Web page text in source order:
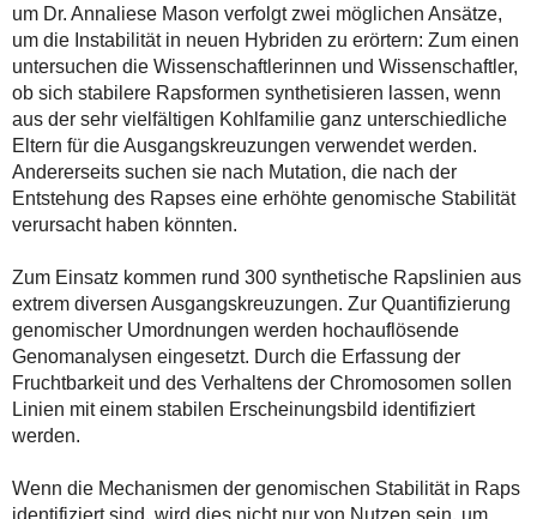
um Dr. Annaliese Mason verfolgt zwei möglichen Ansätze,
um die Instabilität in neuen Hybriden zu erörtern: Zum einen
untersuchen die Wissenschaftlerinnen und Wissenschaftler,
ob sich stabilere Rapsformen synthetisieren lassen, wenn
aus der sehr vielfältigen Kohlfamilie ganz unterschiedliche
Eltern für die Ausgangskreuzungen verwendet werden.
Andererseits suchen sie nach Mutation, die nach der
Entstehung des Rapses eine erhöhte genomische Stabilität
verursacht haben könnten.
Zum Einsatz kommen rund 300 synthetische Rapslinien aus
extrem diversen Ausgangskreuzungen. Zur Quantifizierung
genomischer Umordnungen werden hochauflösende
Genomanalysen eingesetzt. Durch die Erfassung der
Fruchtbarkeit und des Verhaltens der Chromosomen sollen
Linien mit einem stabilen Erscheinungsbild identifiziert
werden.
Wenn die Mechanismen der genomischen Stabilität in Raps